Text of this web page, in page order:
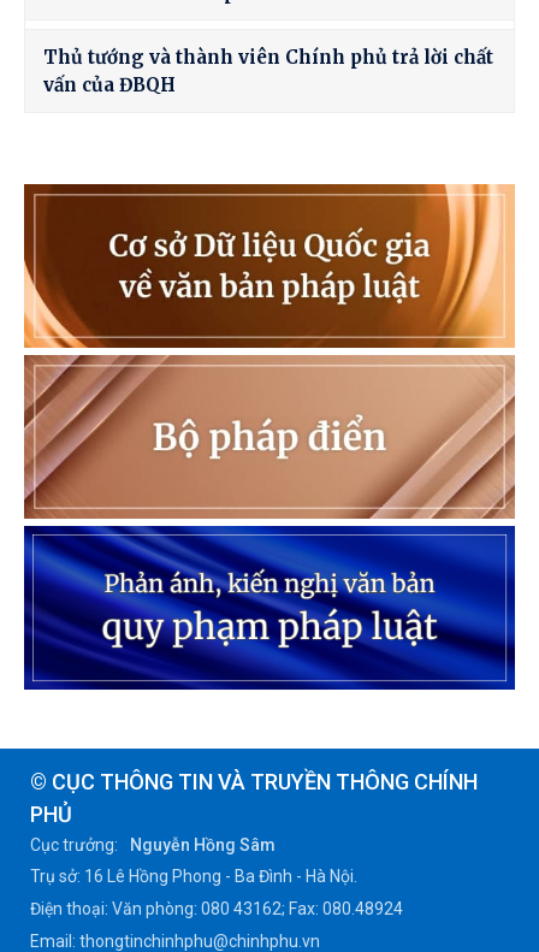
Thủ tướng và thành viên Chính phủ trả lời chất
vấn của ĐBQH
© CỤC THÔNG TIN VÀ TRUYỀN THÔNG CHÍNH
PHỦ
Cục trưởng:
Nguyễn Hồng Sâm
Trụ sở: 16 Lê Hồng Phong - Ba Đình - Hà Nội.
Điện thoại: Văn phòng: 080 43162; Fax: 080.48924
Email: thongtinchinhphu@chinhphu.vn